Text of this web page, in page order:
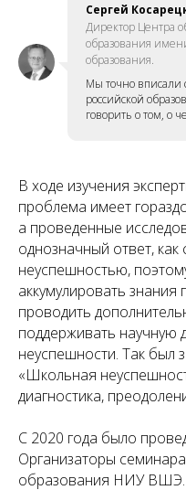
Сергей
Директор Центра
образования
образования.
Мы точно
российской
говорить о том, о
В ходе изучения
проблема имеет
а проведенные
однозначный ответ,
неуспешностью,
аккумулировать знания
проводить
поддерживать научную
неуспешности. Так был
«Школьная
диагностика,
С 2020 года было
Организаторы
образования НИУ ВШЭ.